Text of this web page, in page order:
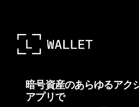
暗号資産のあらゆるアク
アプリで